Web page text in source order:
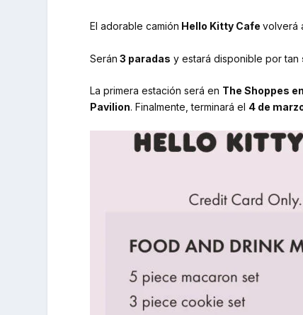
El adorable camión Hello Kitty Cafevolverá
Serán 3 paradas y estará disponible por tan
La primera estación será en The Shoppes
Pavilion. Finalmente, terminará el 4 de